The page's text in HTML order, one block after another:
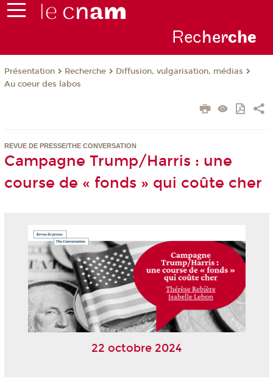
Recherche
Présentation Recherche
Diffusion, vulgarisation, médias
Au coeur des labos
REVUE DE PRESSE/THE CONVERSATION
Campagne Trump/Harris : une
course de « fonds » qui coûte cher
22 octobre 2024